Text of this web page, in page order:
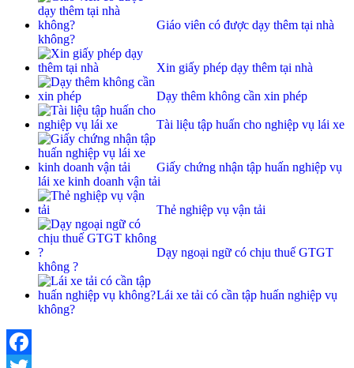
Giáo viên có được dạy thêm tại nhà
không?
Xin giấy phép dạy thêm tại nhà
Dạy thêm không cần xin phép
Tài liệu tập huấn cho nghiệp vụ lái xe
Giấy chứng nhận tập huấn nghiệp vụ
lái xe kinh doanh vận tải
Thẻ nghiệp vụ vận tải
Dạy ngoại ngữ có chịu thuế GTGT
không ?
Lái xe tải có cần tập huấn nghiệp vụ
không?